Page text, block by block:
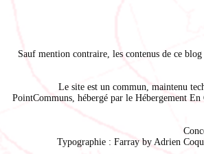
Sauf mention contraire, les contenus de ce blog
Le site est un commun, maintenu
PointCommuns , hébergé par le Hébergement En
Typographie : Farray by Adrien